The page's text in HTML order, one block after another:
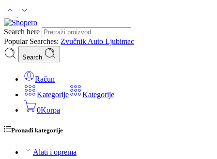
Search here
Popular Searches: Zvučnik Auto Ljubimac
Search
Račun
Kategorije
Kategorije
0Korpa
Pronađi kategorije
Alati i oprema